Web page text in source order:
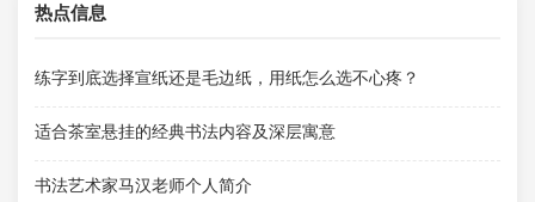
热点信息
练字到底选择宣纸还是毛边纸，用纸怎么选不心疼？
适合茶室悬挂的经典书法内容及深层寓意
书法艺术家马汉老师个人简介